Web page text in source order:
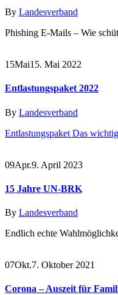
By Landesverband
Phishing E-Mails – Wie
15Mai15. Mai 2022
Entlastungspaket 2022
By Landesverband
Entlastungspaket Das
09Apr.9. April 2023
15 Jahre UN-BRK
By Landesverband
Endlich echte
07Okt.7. Oktober 2021
Corona – Auszeit für